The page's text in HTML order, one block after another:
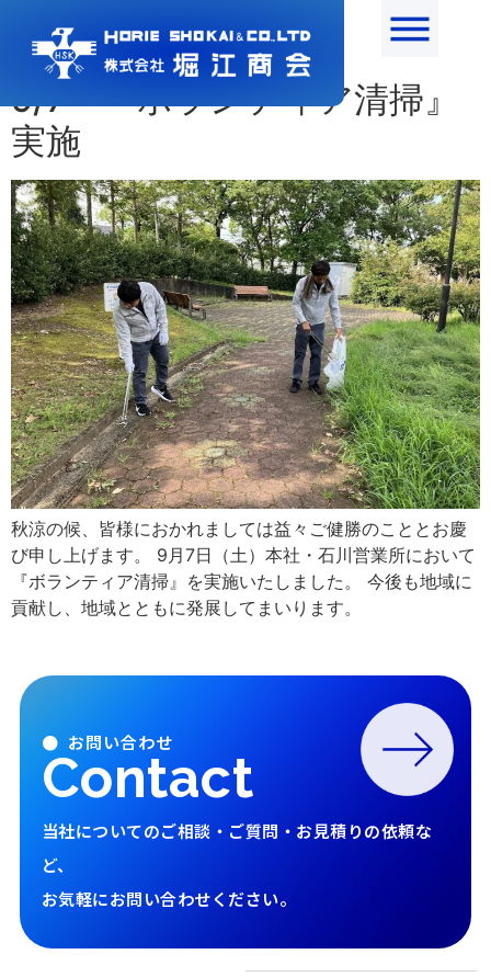
月:2024年9月
9/7 『ボランティア清掃』
実施
秋涼の候、皆様におかれましては益々ご健勝のこととお慶
び申し上げます。 9月7日（土）本社・石川営業所において
『ボランティア清掃』を実施いたしました。 今後も地域に
貢献し、地域とともに発展してまいります。
● お問い合わせ
Contact
当社についてのご相談・ご質問・お見積りの依頼な
ど、
お気軽にお問い合わせください。